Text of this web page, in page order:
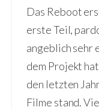
Das Reboot
erste Teil,
angeblich sehr
dem Projekt
den letzten
Filme stand.